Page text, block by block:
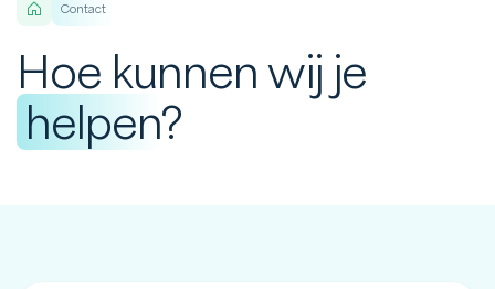
Contact
Hoe kunnen wij je
helpen?